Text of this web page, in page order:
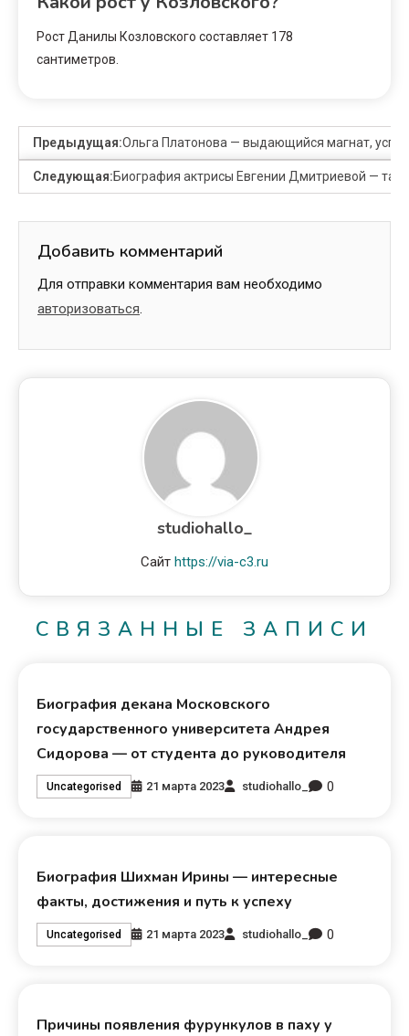
Рост Данилы Козловского составляет 178
сантиметров.
Предыдущая:Ольга Платонова — выдающийся магнат,
Следующая:Биография актрисы Евгении Дмитриевой —
Добавить комментарий
Для отправки комментария вам необходимо
авторизоваться.
studiohallo_
Сайт https://via-c3.ru
СВЯЗАННЫЕ ЗАПИСИ
Биография декана Московского
государственного университета Андрея
Сидорова — от студента до руководителя
Uncategorised 21 марта 2023 studiohallo_ 0
Биография Шихман Ирины — интересные
факты, достижения и путь к успеху
Uncategorised 21 марта 2023 studiohallo_ 0
Причины появления фурункулов в паху у